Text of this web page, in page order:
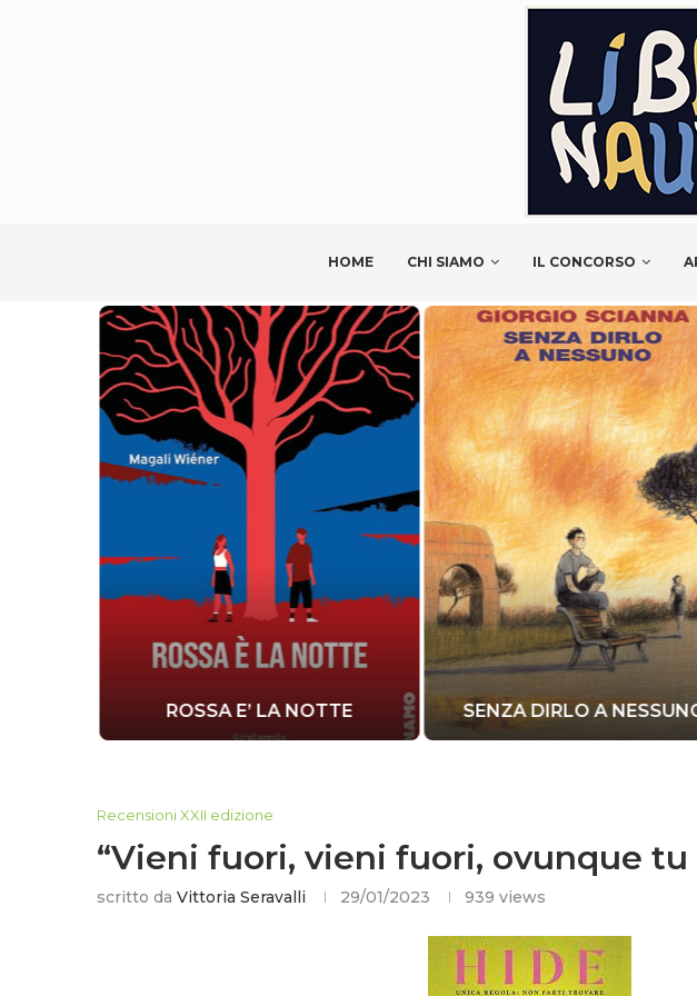
HOME CHI SIAMO IL CONCORSO
ROSSA E’ LA NOTTE
SENZA DIRLO A
Recensioni XXII edizione
“Vieni fuori, vieni fuori, ovunque tu
scritto da Vittoria Seravalli 29/01/2023 939 views